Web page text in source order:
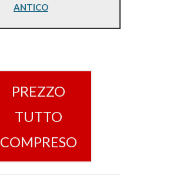
ANTICO
PREZZO
TUTTO
COMPRESO